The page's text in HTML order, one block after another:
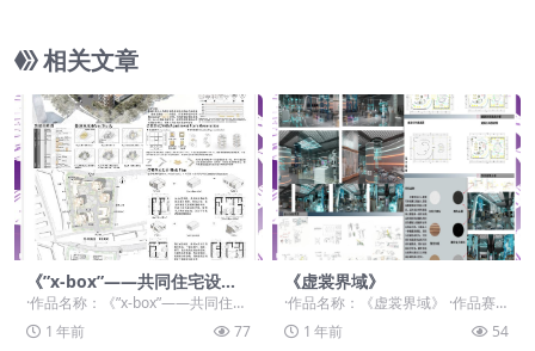
相关文章
《”x-box”——共同住宅设
计》
·作品名称：《”x-box”——共同住宅
设计》 ·作品赛...
1 年前 77
《虚裳界域》
·作品名称：《虚裳界域》 ·作品赛
道：学生组：自由主题赛道-”元宇宙
+“ ·作品...
1 年前 54